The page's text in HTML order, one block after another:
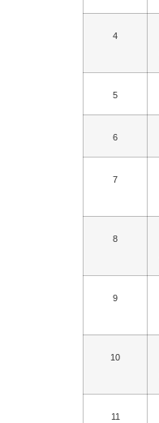
4
5
6
7
8
9
10
11